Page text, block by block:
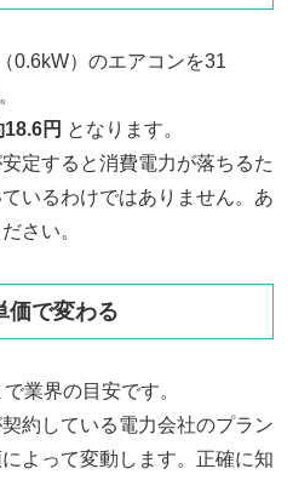
0.6kW）のエアコンを31
18.6円 となります。
定すると消費電力が落ちるた
いるわけではありません。あ
さい。
価で変わる
業界の目安です。
約している電力会社のプラン
よって変動します。正確に知